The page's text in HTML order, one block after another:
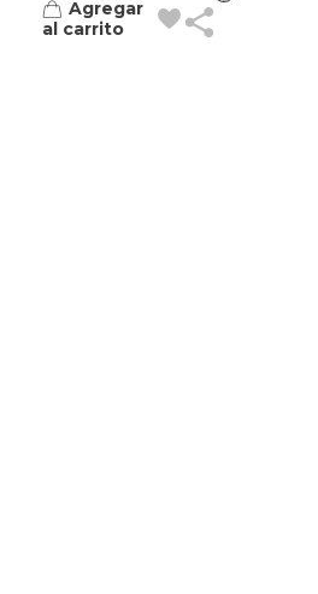
Agregar
al carrito